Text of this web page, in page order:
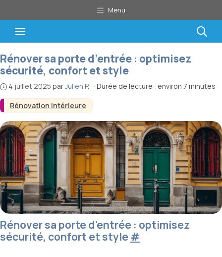
au
contenu
Menu
Menu
Rénovation intérieure
Rénover sa porte d’entrée : optimisez
sécurité, confort et style
4 juillet 2025 parJulien P. · Durée de lecture : environ 7 minutes
Rénover sa porte d’entrée : optimisez
sécurité, confort et style#